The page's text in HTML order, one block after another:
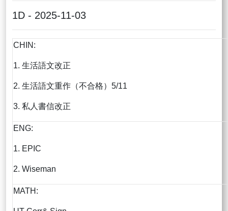
1D - 2025-11-03
CHIN:
1. 生活語文改正
2. 生活語文重作（不合格）5/11
3. 私人書信改正
ENG:
1. EPIC
2. Wiseman
MATH: